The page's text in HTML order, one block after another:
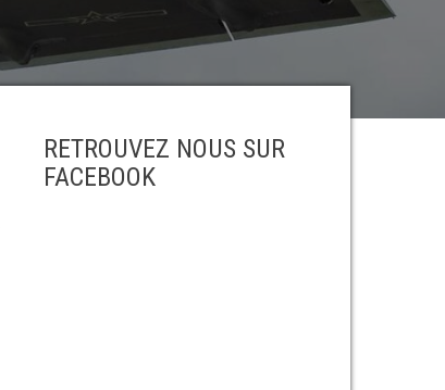
RETROUVEZ NOUS SUR
FACEBOOK